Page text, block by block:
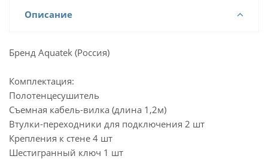
Описание
Бренд Aquatek (Россия)
Комплектация:
Полотенцесушитель
Съемная кабель-вилка (длина 1,2м)
Втулки-переходники для подключения 2 шт
Крепления к стене 4 шт
Шестигранный ключ 1 шт